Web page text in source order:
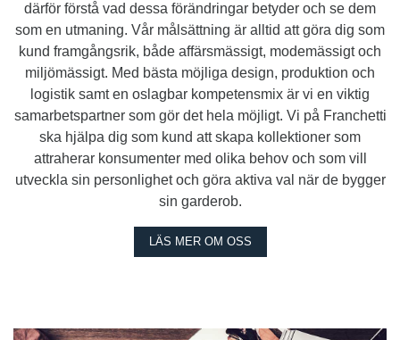
därför förstå vad dessa förändringar betyder och se dem
som en utmaning. Vår målsättning är alltid att göra dig som
kund framgångsrik, både affärsmässigt, modemässigt och
miljömässigt. Med bästa möjliga design, produktion och
logistik samt en oslagbar kompetensmix är vi en viktig
samarbetspartner som gör det hela möjligt. Vi på Franchetti
ska hjälpa dig som kund att skapa kollektioner som
attraherar konsumenter med olika behov och som vill
utveckla sin personlighet och göra aktiva val när de bygger
sin garderob.
LÄS MER OM OSS